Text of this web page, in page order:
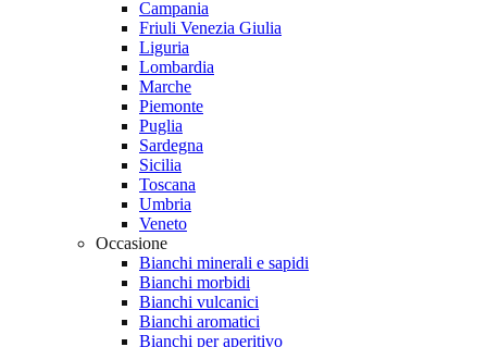
Campania
Friuli Venezia Giulia
Liguria
Lombardia
Marche
Piemonte
Puglia
Sardegna
Sicilia
Toscana
Umbria
Veneto
Occasione
Bianchi minerali e sapidi
Bianchi morbidi
Bianchi vulcanici
Bianchi aromatici
Bianchi per aperitivo